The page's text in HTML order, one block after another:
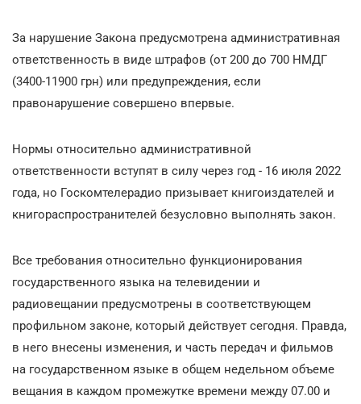
За нарушение Закона предусмотрена административная
ответственность в виде штрафов (от 200 до 700 НМДГ
(3400-11900 грн) или предупреждения, если
правонарушение совершено впервые.
Нормы относительно административной
ответственности вступят в силу через год - 16 июля 2022
года, но Госкомтелерадио призывает книгоиздателей и
книгораспространителей безусловно выполнять закон.
Все требования относительно функционирования
государственного языка на телевидении и
радиовещании предусмотрены в соответствующем
профильном законе, который действует сегодня. Правда,
в него внесены изменения, и часть передач и фильмов
на государственном языке в общем недельном объеме
вещания в каждом промежутке времени между 07.00 и